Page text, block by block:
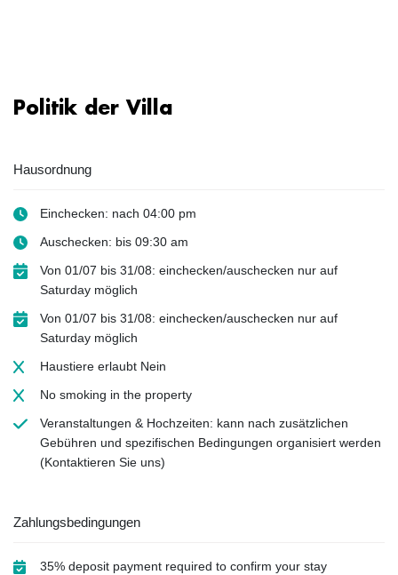
Politik der Villa
Hausordnung
Einchecken: nach 04:00 pm
Auschecken: bis 09:30 am
Von 01/07 bis 31/08: einchecken/auschecken nur auf
Saturday möglich
Von 01/07 bis 31/08: einchecken/auschecken nur auf
Saturday möglich
Haustiere erlaubt Nein
No smoking in the property
Veranstaltungen & Hochzeiten: kann nach zusätzlichen
Gebühren und spezifischen Bedingungen organisiert werden
(Kontaktieren Sie uns)
Zahlungsbedingungen
35% deposit payment required to confirm your stay